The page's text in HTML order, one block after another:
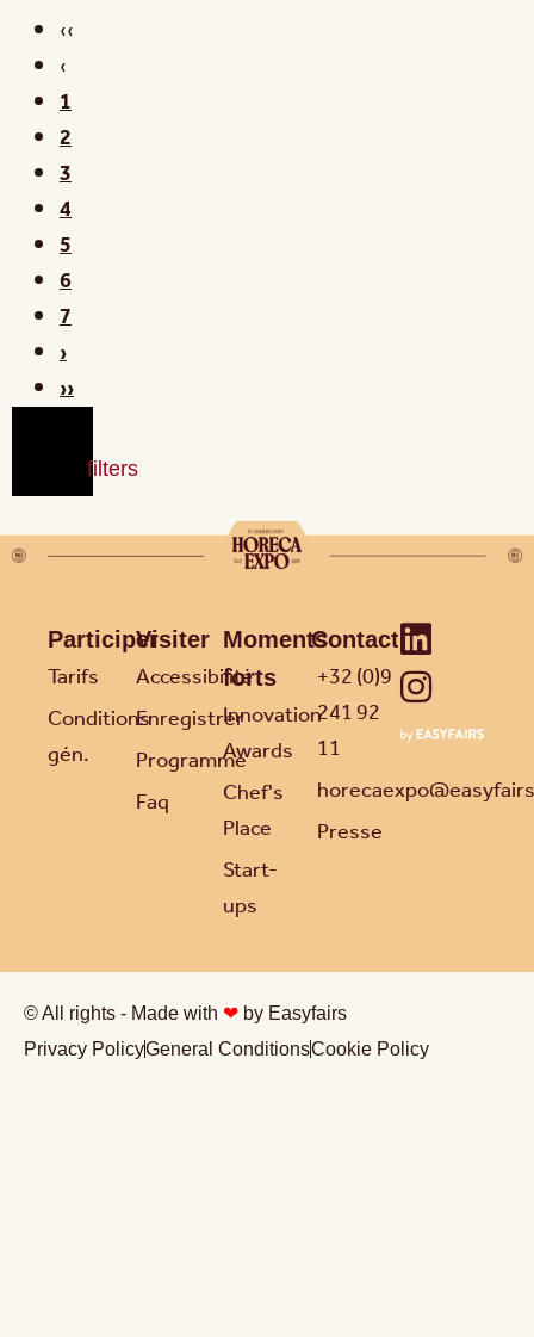
‹‹
‹
1
2
3
4
5
6
7
›
››
filters
Participer
Tarifs
Conditions
gén.
Visiter
Accessibilité
Enregistrer
Programme
Faq
Moments
forts
Innovation
Awards
Chef's
Place
Start-
ups
Contact
+32 (0)9
241 92
11
Presse
© All rights - Made with ❤ by Easyfairs
Privacy PolicyGeneral ConditionsCookie Policy